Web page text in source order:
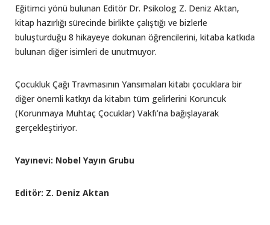
Eğitimci yönü bulunan Editör Dr. Psikolog Z. Deniz Aktan,
kitap hazırlığı sürecinde birlikte çalıştığı ve bizlerle
buluşturduğu 8 hikayeye dokunan öğrencilerini, kitaba katkıda
bulunan diğer isimleri de unutmuyor.
Çocukluk Çağı Travmasının Yansımaları kitabı çocuklara bir
diğer önemli katkıyı da kitabın tüm gelirlerini Koruncuk
(Korunmaya Muhtaç Çocuklar) Vakfı’na bağışlayarak
gerçekleştiriyor.
Yayınevi: Nobel Yayın Grubu
Editör: Z. Deniz Aktan